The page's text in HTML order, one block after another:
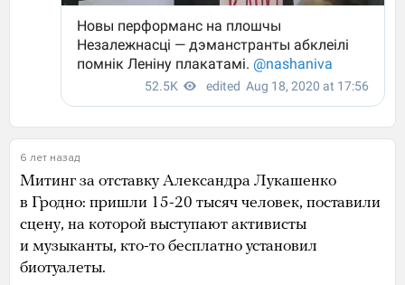
6 лет назад
Митинг за отставку Александра Лукашенко
в Гродно: пришли 15-20 тысяч человек, поставили
сцену, на которой выступают активисты
и музыканты, кто-то бесплатно установил
биотуалеты.